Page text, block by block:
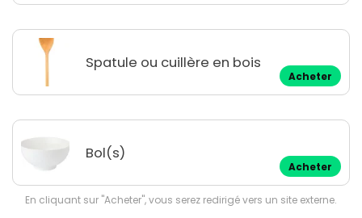
Spatule ou cuillère en bois
Acheter
Bol(s)
Acheter
En cliquant sur "Acheter", vous serez redirigé vers un site externe.